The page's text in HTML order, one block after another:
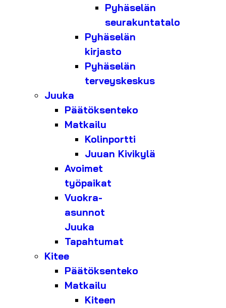
Pyhäselän
seurakuntatalo
Pyhäselän
kirjasto
Pyhäselän
terveyskeskus
Juuka
Päätöksenteko
Matkailu
Kolinportti
Juuan Kivikylä
Avoimet
työpaikat
Vuokra-
asunnot
Juuka
Tapahtumat
Kitee
Päätöksenteko
Matkailu
Kiteen